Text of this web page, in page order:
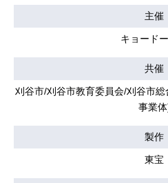
主催
キョード
共催
刈谷市/刈谷市教育委員会/刈谷市
事業
製作
東宝